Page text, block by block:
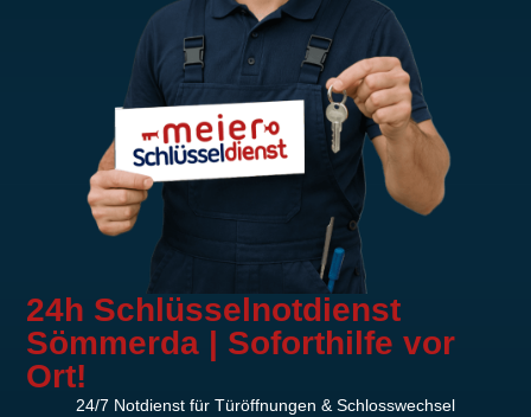
24h Schlüsselnotdienst
Sömmerda | Soforthilfe vor
Ort!
24/7 Notdienst für Türöffnungen & Schlosswechsel